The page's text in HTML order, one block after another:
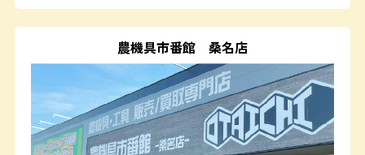
農機具市番館 桑名店